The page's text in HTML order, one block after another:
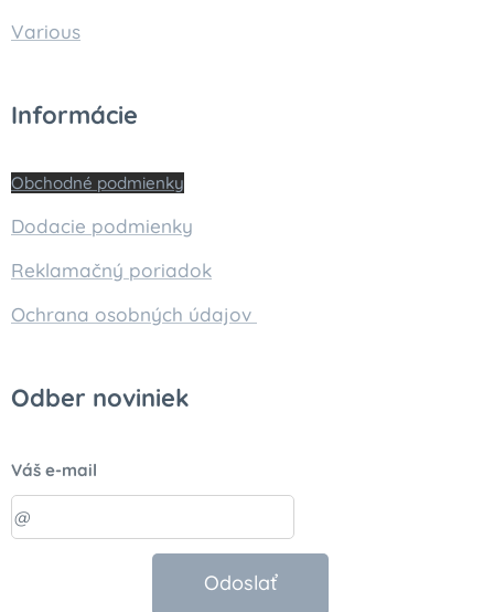
Various
Informácie
Obchodné podmienky
Dodacie podmienky
Reklamačný poriadok
Ochrana osobných údajov
Odber noviniek
Váš e-mail
Odoslať